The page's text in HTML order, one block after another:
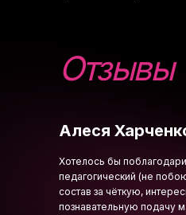
Отзывы
Алеся
Хотелось бы
педагогический (не
состав за чёткую,
познавательную подачу